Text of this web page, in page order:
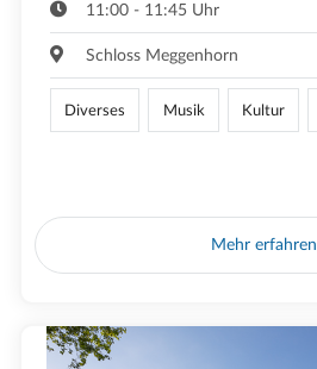
11:00 - 11:45 Uhr
Schloss Meggenhorn
Diverses Musik Kultur
Mehr erfahren